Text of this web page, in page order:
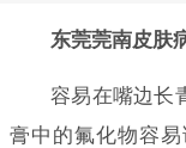
东莞莞南皮肤
容易在嘴边长
膏中的氟化物容